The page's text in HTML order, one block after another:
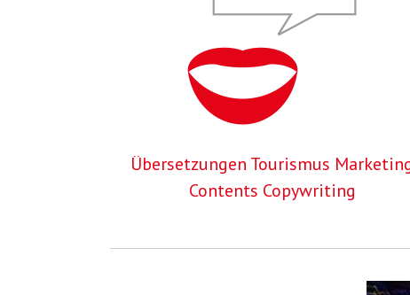
Übersetzungen Tourismus
Contents Copywriting